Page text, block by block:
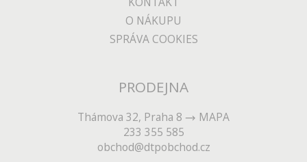
O NÁKUPU
SPRÁVA COOKIES
PRODEJNA
Thámova 32, Praha 8
MAPA
233 355 585
obchod@dtpobchod.cz